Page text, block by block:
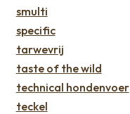
smulti
specific
tarwevrij
taste of the wild
technical hondenvoer
teckel